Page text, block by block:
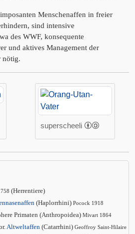
Menschenaffen in freier
sind intensive
des WWF, konsequente
und aktives Management der
nötig.
superscheeli
(Herrentiere)
(Haplorrhini) Pocock 1918
Primaten (Anthropoidea) Mivart 1864
Altweltaffen (Catarrhini) Geoffroy Saint-Hilaire